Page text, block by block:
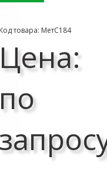
Код товара: МетС184
Цена:
по